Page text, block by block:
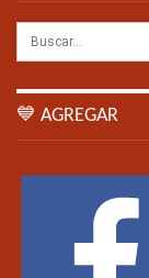
💙 AGREGAR